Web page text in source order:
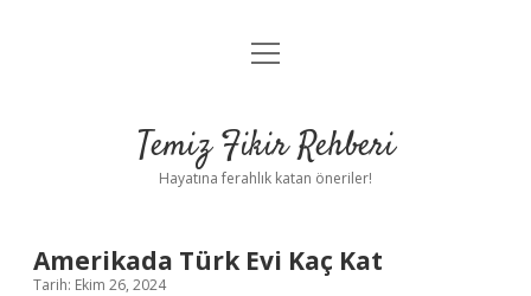
Anasayfa
Yasal Uyarı
menüyü
Temiz Fikir Rehberi
Hayatına ferahlık katan öneriler!
Amerikada Türk Evi Kaç Kat
Tarih: Ekim 26, 2024